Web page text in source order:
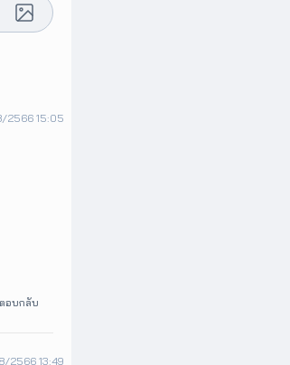
2566 15:05
ตอบกลับ
2566 13:49